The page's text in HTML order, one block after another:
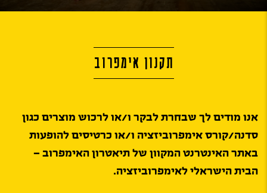
תקנון אימפרוב
אנו מודים לך שבחרת לבקר ו/או לרכוש מוצרים כגון
סדנה/קורס אימפרוביזציה ו/או כרטיסים להופעות
באתר האינטרנט המקוון של תיאטרון האימפרוב –
הבית הישראלי לאימפרוביזציה.